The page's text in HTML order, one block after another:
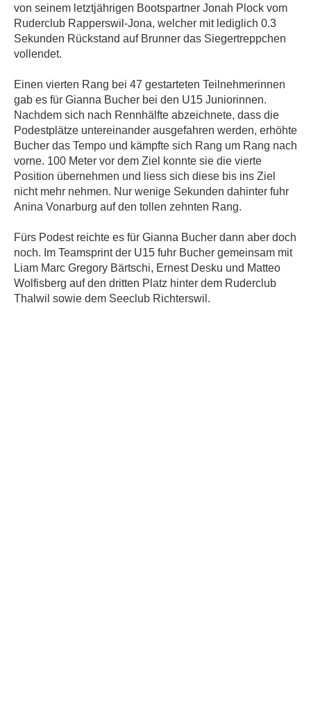
von seinem letztjährigen Bootspartner Jonah Plock vom
Ruderclub Rapperswil-Jona, welcher mit lediglich 0.3
Sekunden Rückstand auf Brunner das Siegertreppchen
vollendet.
Einen vierten Rang bei 47 gestarteten Teilnehmerinnen
gab es für Gianna Bucher bei den U15 Juniorinnen.
Nachdem sich nach Rennhälfte abzeichnete, dass die
Podestplätze untereinander ausgefahren werden, erhöhte
Bucher das Tempo und kämpfte sich Rang um Rang nach
vorne. 100 Meter vor dem Ziel konnte sie die vierte
Position übernehmen und liess sich diese bis ins Ziel
nicht mehr nehmen. Nur wenige Sekunden dahinter fuhr
Anina Vonarburg aufden tollen zehnten Rang.
Fürs Podest reichte es für Gianna Bucher dann aber doch
noch. Im Teamsprint der U15 fuhr Bucher gemeinsam mit
Liam Marc Gregory Bärtschi, Ernest Desku und Matteo
Wolfisberg auf den dritten Platz hinter dem Ruderclub
Thalwil sowie dem Seeclub Richterswil.